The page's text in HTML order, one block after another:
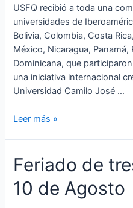
USFQ recibió a toda una
universidades de
Bolivia, Colombia, Costa
México, Nicaragua, Panamá,
Dominicana, que
una iniciativa internacional
Universidad Camilo José …
Leer más »
Feriado de
10 de Agosto
Feriado
de
tres